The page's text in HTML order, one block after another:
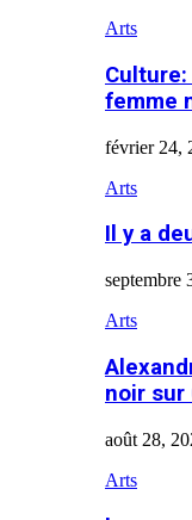
Arts
femme
février 24,
Arts
Il y a
septembre
Arts
noir sur
août 28,
Arts